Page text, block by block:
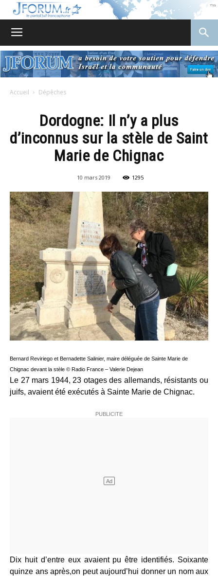
Accueil Dépêches
Dordogne: Il n’y a plus
d’inconnus sur la stèle de Saint
Marie de Chignac
10 mars 2019 1295
Bernard Reviriego et Bernadette Salinier, maire déléguée de Sainte Marie de
Chignac devant la stèle © Radio France – Valerie Dejean
Le 27 mars 1944, 23 otages des allemands, résistants ou
juifs, avaient été exécutés à Sainte Marie de Chignac.
Dix huit d’entre eux avaient pu être identifiés. Soixante
quinze ans après,on peut aujourd’hui donner un nom aux